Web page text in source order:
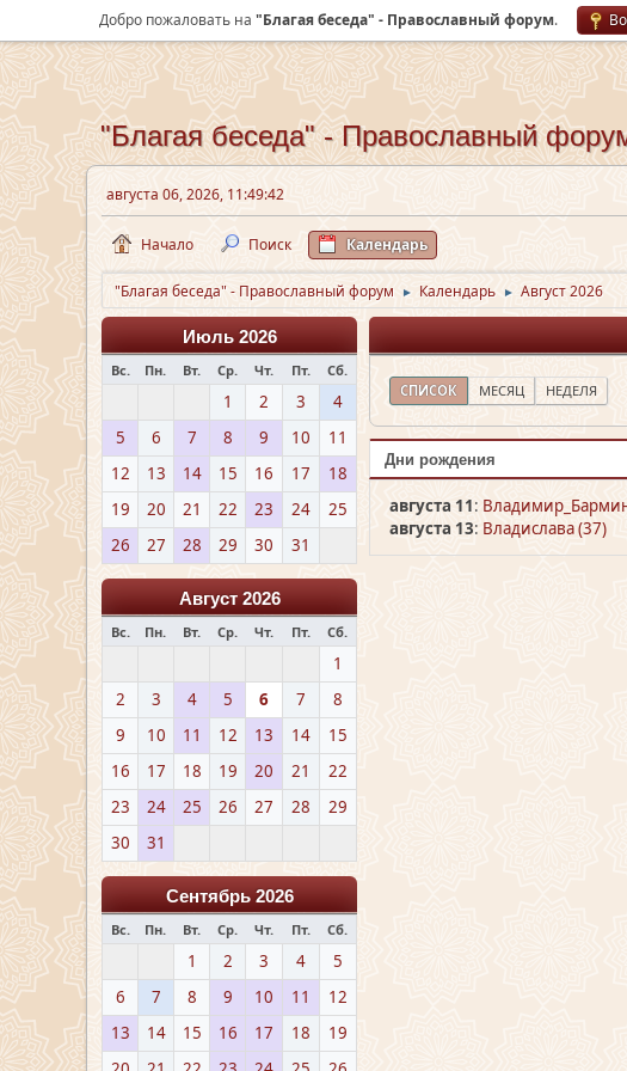
Добро пожаловать на "Благая беседа" - Православный форум.
"Благая беседа" - Православный
августа 06, 2026, 11:49:42
Начало Поиск Календарь
"Благая беседа" - Православный форум ► Календарь ► Август 2026
Июль 2026
Вс. Пн. Вт. Ср. Чт. Пт. Сб.
1 2 3
4
5
6 7 8 9 10
11
12
13 14 15 16 17
18
19
20 21 22 23 24
25
26
27 28 29 30 31
Август 2026
Вс. Пн. Вт. Ср. Чт. Пт. Сб.
1
2
3 4 5 6 7
8
9
10 11 12 13 14
15
16
17 18 19 20 21
22
23
24 25 26 27 28
29
30
31
Сентябрь 2026
Вс. Пн. Вт. Ср. Чт. Пт. Сб.
1 2 3 4
5
6
7 8 9 10 11
12
13
14 15 16 17 18
19
СПИСОК МЕСЯЦ НЕДЕЛЯ
Дни рождения
августа 11:
августа 13: Владислава (37)